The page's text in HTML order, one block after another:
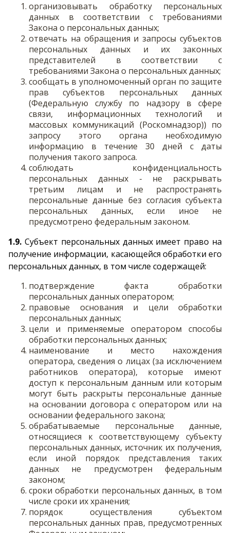
организовывать обработку персональных
данных в соответствии с требованиями
Закона о персональных данных;
отвечать на обращения и запросы субъектов
персональных данных и их законных
представителей в соответствии с
требованиями Закона о персональных данных;
сообщать в уполномоченный орган по защите
прав субъектов персональных данных
(Федеральную службу по надзору в сфере
связи, информационных технологий и
массовых коммуникаций (Роскомнадзор)) по
запросу этого органа необходимую
информацию в течение 30 дней с даты
получения такого запроса.
соблюдать конфиденциальность
персональных данных - не раскрывать
третьим лицам и не распространять
персональные данные без согласия субъекта
персональных данных, если иное не
предусмотрено федеральным законом.
1.9. Субъект персональных данных имеет право на
получение информации, касающейся обработки его
персональных данных, в том числе содержащей:
подтверждение факта обработки
персональных данных оператором;
правовые основания и цели обработки
персональных данных;
цели и применяемые оператором способы
обработки персональных данных;
наименование и место нахождения
оператора, сведения о лицах (за исключением
работников оператора), которые имеют
доступ к персональным данным или которым
могут быть раскрыты персональные данные
на основании договора с оператором или на
основании федерального закона;
обрабатываемые персональные данные,
относящиеся к соответствующему субъекту
персональных данных, источник их получения,
если иной порядок представления таких
данных не предусмотрен федеральным
законом;
сроки обработки персональных данных, в том
числе сроки их хранения;
порядок осуществления субъектом
персональных данных прав, предусмотренных